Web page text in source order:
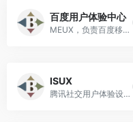
百度用户体验中心
MEUX，负责百度移动生态体系的用户/商业产品的全链路体验设计。专业成员包括用研 视觉 交互设计等，创造极致用户体验的同时赋能商业，推动设计行业的价值和影响力。
ISUX
腾讯社交用户体验设计，简称ISUX (Internet Social User Experience)，成立于2011年1月11日，是腾讯集团核心、全球最具规模的UX设计团队。